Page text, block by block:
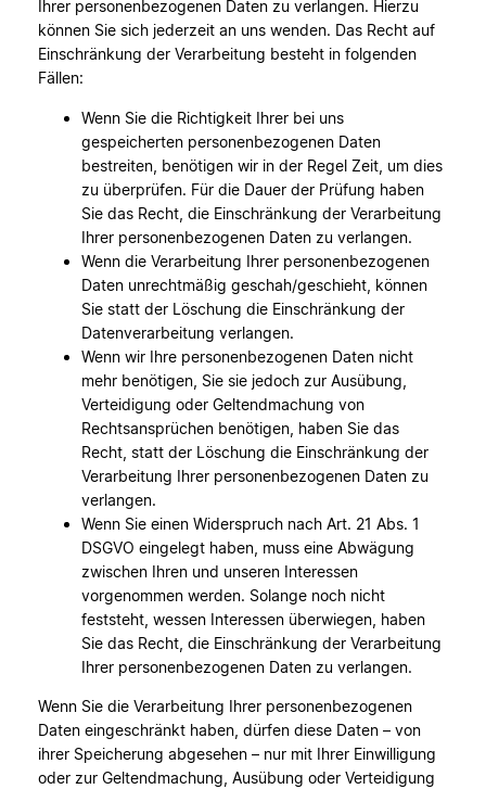
Ihrer personenbezogenen Daten zu verlangen. Hierzu
können Sie sich jederzeit an uns wenden. Das Recht auf
Einschränkung der Verarbeitung besteht in folgenden
Fällen:
Wenn Sie die Richtigkeit Ihrer bei uns
gespeicherten personenbezogenen Daten
bestreiten, benötigen wir in der Regel Zeit, um dies
zu überprüfen. Für die Dauer der Prüfung haben
Sie das Recht, die Einschränkung der Verarbeitung
Ihrer personenbezogenen Daten zu verlangen.
Wenn die Verarbeitung Ihrer personenbezogenen
Daten unrechtmäßig geschah/geschieht, können
Sie statt der Löschung die Einschränkung der
Datenverarbeitung verlangen.
Wenn wir Ihre personenbezogenen Daten nicht
mehr benötigen, Sie sie jedoch zur Ausübung,
Verteidigung oder Geltendmachung von
Rechtsansprüchen benötigen, haben Sie das
Recht, statt der Löschung die Einschränkung der
Verarbeitung Ihrer personenbezogenen Daten zu
verlangen.
Wenn Sie einen Widerspruch nach Art. 21 Abs. 1
DSGVO eingelegt haben, muss eine Abwägung
zwischen Ihren und unseren Interessen
vorgenommen werden. Solange noch nicht
feststeht, wessen Interessen überwiegen, haben
Sie das Recht, die Einschränkung der Verarbeitung
Ihrer personenbezogenen Daten zu verlangen.
Wenn Sie die Verarbeitung Ihrer personenbezogenen
Daten eingeschränkt haben, dürfen diese Daten – von
ihrer Speicherung abgesehen – nur mit Ihrer Einwilligung
oder zur Geltendmachung, Ausübung oder Verteidigung